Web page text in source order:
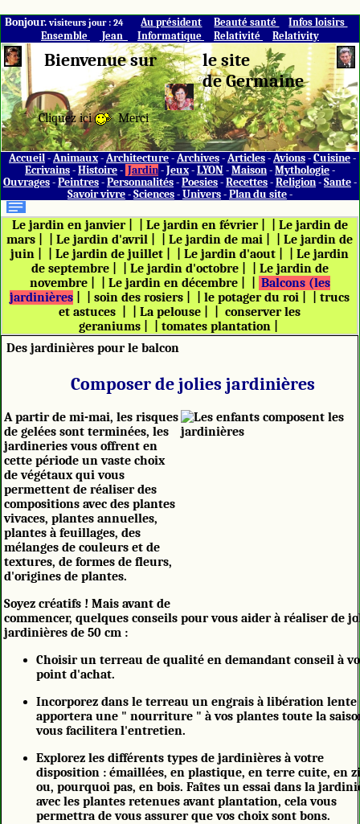
Bonjour.visiteurs jour : 24 Au président Beauté santé
Infos loisirs
Ensemble
Jean Informatique Relativité Relativity
Bienvenue sur
Cliquez ici Merci
le site
de Germaine
Accueil- Animaux- Architecture- Archives- Articles- Avions- Cuisine-
Ecrivains- Histoire- Jardin- Jeux- LYON- Maison- Mythologie-
Ouvrages- Peintres- Personnalités- Poesies- Recettes- Religion- Sante-
Savoir vivre- Sciences- Univers- Plan du site-
Le jardin en janvier| Le jardin en février|
Le jardin de
mars
|Le jardin d'avril |Le jardin de mai |Le jardin de
juin
|Le jardin de juillet |Le jardin d'aout |Le jardin
de septembre| Le jardin d'octobre|
Le jardin de
novembre| Le jardin en décembre|
Balcons (les
jardinières
|soin des rosiers |le potager du roi |trucs
et astuces
|La pelouse
conserver les
geraniums| tomates plantation|
Des jardinières pour le balcon
Composer de jolies jardinières
A partir de mi-mai, les risques
de gelées sont terminées, les
jardineries vous offrent en
cette période un vaste choix
de végétaux qui vous
permettent de réaliser des
compositions avec des plantes
vivaces, plantes annuelles,
plantes à feuillages, des
mélanges de couleurs et de
textures, de formes de fleurs,
d'origines de plantes.
Soyez créatifs ! Mais avant de
commencer, quelques conseils pour vous aider à réaliser de
jardinières de 50 cm :
Choisir un terreau de qualité en demandant conseil à
point d'achat.
Incorporez dans le terreau un engrais à libération
apportera une " nourriture " à vos plantes toute la
vous facilitera l'entretien.
Explorez les différents types de jardinières à votre
disposition : émaillées, en plastique, en terre cuite, en
ou, pourquoi pas, en bois. Faîtes un essai dans la
avec les plantes retenues avant plantation, cela vous
permettra de vous assurer que vos choix sont bons.